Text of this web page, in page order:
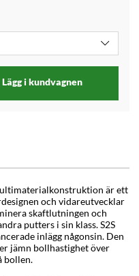
Lägg i kundvagnen
är ett
och vidareutvecklar
skaftlutningen och
putters i sin klass. S2S
inlägg någonsin. Den
jämn bollhastighet över
bollen.